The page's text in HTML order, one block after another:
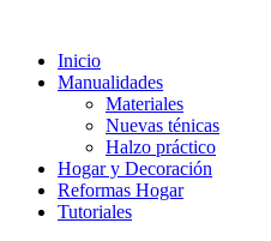
contenido
Inicio
Manualidades
Materiales
Nuevas ténicas
Halzo práctico
Hogar y Decoración
Reformas Hogar
Tutoriales